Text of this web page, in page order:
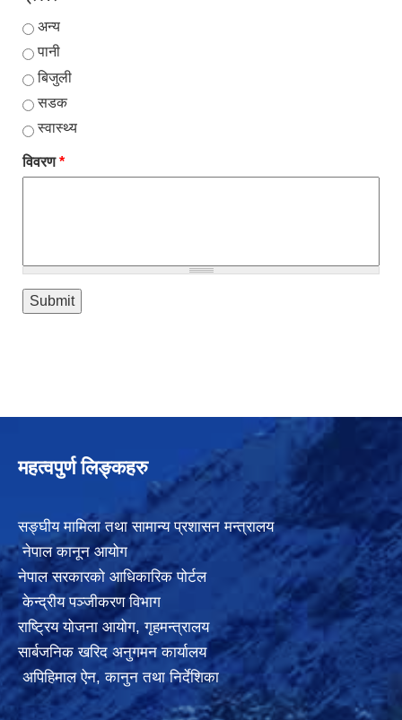
अन्य
पानी
बिजुली
सडक
स्वास्थ्य
विवरण*
महत्वपुर्ण लिङ्कहरु
सङ्घीय मामिला तथा सामान्य प्रशासन मन्त्रालय
नेपाल कानून आयोग
नेपाल सरकारको आधिकारिक पोर्टल
केन्द्रीय पञ्जीकरण विभाग
राष्ट्रिय योजना आयोग,गृहमन्त्रालय
सार्बजनिक खरिद अनुगमन कार्यालय
अपिहिमाल ऐन, कानुन तथा निर्देशिका